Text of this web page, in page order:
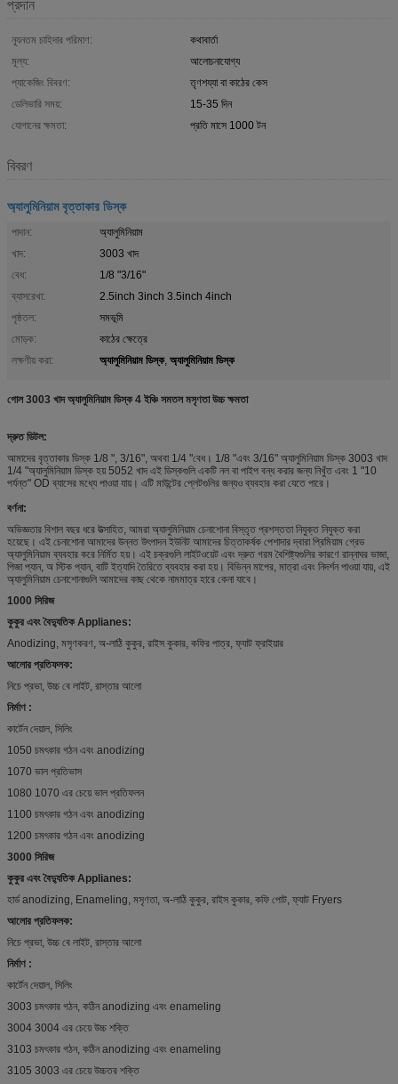
প্রদান
ন্যূনতম চাহিদার পরিমাণ:
কথাবার্তা
মূল্য:
আলোচনাযোগ্য
প্যাকেজিং বিবরণ:
তৃণশয্যা বা কাঠের কেস
ডেলিভারি সময়:
15-35 দিন
যোগানের ক্ষমতা:
প্রতি মাসে 1000 টন
বিবরণ
অ্যালুমিনিয়াম বৃত্তাকার ডিস্ক
পাদান:
অ্যালুমিনিয়াম
খাদ:
3003 খাদ
বেধ:
1/8 "3/16"
ব্যাসরেখা:
2.5inch 3inch 3.5inch 4inch
পৃষ্ঠতল:
সমভূমি
মোড়ক:
কাঠের ক্ষেত্রে
লক্ষণীয় করা:
অ্যালুমিনিয়াম ডিস্ক, অ্যালুমিনিয়াম ডিস্ক
গোল 3003 খাদ অ্যালুমিনিয়াম ডিস্ক 4 ইঞ্চি সমতল মসৃণতা উচ্চ ক্ষমতা
দ্রুত ডিটল:
আমাদের বৃত্তাকার ডিস্ক 1/8 ", 3/16", অথবা 1/4 "বেধ। 1/8 "এবং 3/16" অ্যালুমিনিয়াম ডিস্ক 3003 খাদ
1/4 "অ্যালুমিনিয়াম ডিস্ক হয় 5052 খাদ এই ডিস্কগুলি একটি নল বা পাইপ বন্ধ করার জন্য নিখুঁত এবং 1 "10
পর্যন্ত" OD ব্যাসের মধ্যে পাওয়া যায়। এটি মাউন্টের প্লেটগুলির জন্যও ব্যবহার করা যেতে পারে।
বর্ণনা:
অভিজ্ঞতার বিশাল বছর ধরে উত্সাহিত, আমরা অ্যালুমিনিয়াম চেনাশোনা বিস্তৃত প্রশস্ততা নিযুক্ত নিযুক্ত করা
হয়েছে। এই চেনাশোনা আমাদের উন্নত উৎপাদন ইউনিট আমাদের চিত্তাকর্ষক পেশাদার দ্বারা প্রিমিয়াম গ্রেড
অ্যালুমিনিয়াম ব্যবহার করে নির্মিত হয়। এই চক্রগুলি লাইটওয়েট এবং দ্রুত গরম বৈশিষ্ট্যগুলির কারণে রান্নাঘর ভাজা,
পিজা প্যান, অ স্টিক প্যান, বাটি ইত্যাদি তৈরিতে ব্যবহার করা হয়। বিভিন্ন মাপের, মাত্রা এবং নিদর্শন পাওয়া যায়, এই
অ্যালুমিনিয়াম চেনাশোনাগুলি আমাদের কাছ থেকে নামমাত্র হারে কেনা যাবে।
1000 সিরিজ
কুকুর এবং বৈদ্যুতিক Applianes:
Anodizing, মসৃণকরণ, অ-লাঠি কুকুর, রাইস কুকার, কফির পাত্র, ফ্যাট ফ্রাইয়ার
আলোর প্রতিফলক:
নিচে প্রভা, উচ্চ বে লাইট, রাস্তার আলো
নির্মাণ :
কার্টেন দেয়াল, সিলিং
1050 চমৎকার গঠন এবং anodizing
1070 ভাল প্রতিভাস
1080 1070 এর চেয়ে ভাল প্রতিফলন
1100 চমৎকার গঠন এবং anodizing
1200 চমৎকার গঠন এবং anodizing
3000 সিরিজ
কুকুর এবং বৈদ্যুতিক Applianes:
হার্ড anodizing, Enameling, মসৃণতা, অ-লাঠি কুকুর, রাইস কুকার, কফি পোট, ফ্যাট Fryers
আলোর প্রতিফলক:
নিচে প্রভা, উচ্চ বে লাইট, রাস্তার আলো
নির্মাণ :
কার্টেন দেয়াল, সিলিং
3003 চমৎকার গঠন, কঠিন anodizing এবং enameling
3004 3004 এর চেয়ে উচ্চ শক্তি
3103 চমৎকার গঠন, কঠিন anodizing এবং enameling
3105 3003 এর চেয়ে উচ্চতর শক্তি